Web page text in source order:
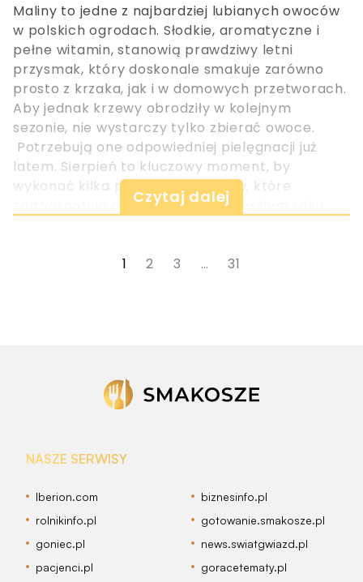
Maliny to jedne z najbardziej lubianych owoców
w polskich ogrodach. Słodkie, aromatyczne i
pełne witamin, stanowią prawdziwy letni
przysmak, który doskonale smakuje zarówno
prosto z krzaka, jak i w domowych przetworach.
Aby jednak krzewy obrodziły w kolejnym
sezonie, nie wystarczy tylko zbierać owoce.
Potrzebują one odpowiedniej pielęgnacji już
latem. Sierpień to kluczowy moment, by
wykonać kilka prostych zabiegów, które
zagwarantują obfite zbiory w przyszłym roku.
Czytaj dalej
1 2 3 … 31
NASZE SERWISY
Iberion.com
biznesinfo.pl
rolnikinfo.pl
gotowanie.smakosze.pl
goniec.pl
news.swiatgwiazd.pl
pacjenci.pl
goracetematy.pl